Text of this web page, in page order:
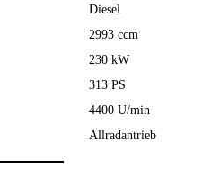
Diesel
2993 ccm
230 kW
313 PS
4400 U/min
Allradantrieb